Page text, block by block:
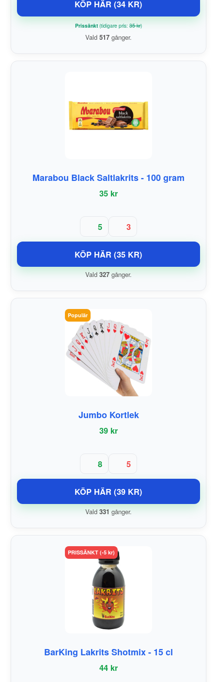
KÖP HÄR (34 KR)
Prissänkt(tidigare pris: 35 kr)
Vald 517 gånger.
Marabou Black Saltlakrits - 100 gram
35 kr
5 3
KÖP HÄR (35 KR)
Vald 327 gånger.
Populär
Jumbo Kortlek
39 kr
8 5
KÖP HÄR (39 KR)
Vald 331 gånger.
PRISSÄNKT (-5 kr)
BarKing Lakrits Shotmix - 15 cl
44 kr